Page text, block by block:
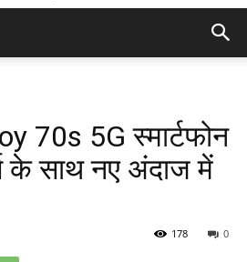
70s 5G स्मार्टफोन
के साथ नए अंदाज में
0
178